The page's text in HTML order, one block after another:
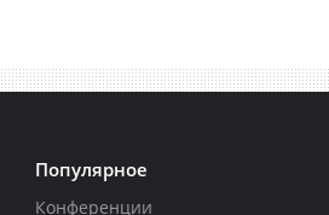
Популярное
Конференции